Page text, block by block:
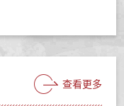
查看更多